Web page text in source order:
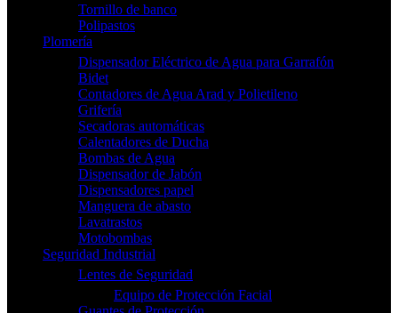
Tornillo de banco
Polipastos
Plomería
Dispensador Eléctrico de Agua para Garrafón
Bidet
Contadores de Agua Arad y Polietileno
Grifería
Secadoras automáticas
Calentadores de Ducha
Bombas de Agua
Dispensador de Jabón
Dispensadores papel
Manguera de abasto
Lavatrastos
Motobombas
Seguridad Industrial
Lentes de Seguridad
Equipo de Protección Facial